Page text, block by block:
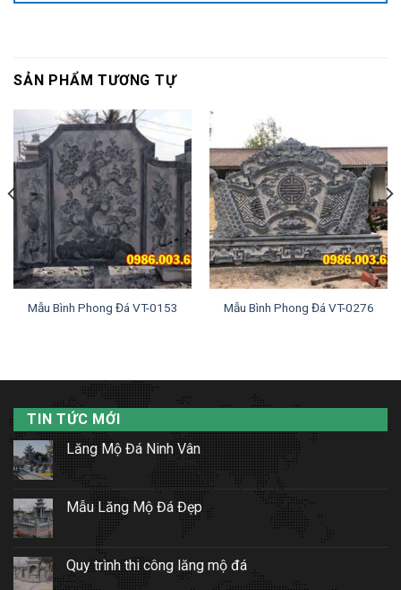
SẢN PHẨM TƯƠNG TỰ
Mẫu Bình Phong Đá VT-0153 Mẫu Bình Phong Đá VT-0276
TIN TỨC MỚI
Lăng Mộ Đá Ninh Vân
Mẫu Lăng Mộ Đá Đẹp
Quy trình thi công lăng mộ đá